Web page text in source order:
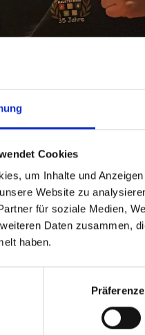
Cookies
um Inhalte und
Website zu
für soziale Medien,
Daten zusammen,
haben.